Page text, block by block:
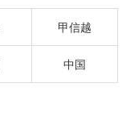
甲信越
中国